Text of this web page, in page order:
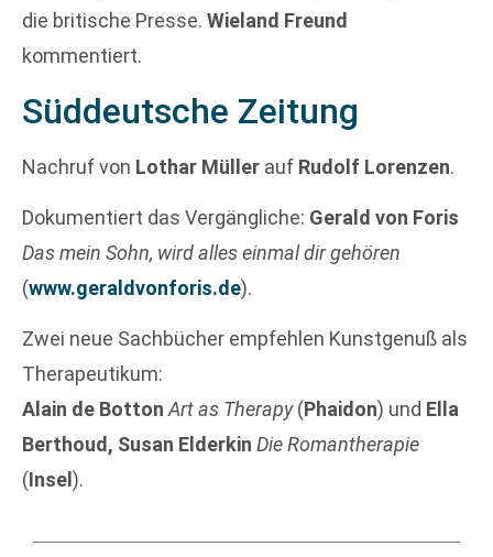
die britische Presse. Wieland Freund
kommentiert.
Süddeutsche Zeitung
Nachruf von Lothar Müller auf Rudolf Lorenzen.
Dokumentiert das Vergängliche: Gerald von Foris
Das mein Sohn, wird alles einmal dir gehören
(www.geraldvonforis.de).
Zwei neue Sachbücher empfehlen Kunstgenuß als
Therapeutikum:
Alain de Botton Art as Therapy(Phaidon) und Ella
Berthoud, Susan Elderkin Die Romantherapie
(Insel ).